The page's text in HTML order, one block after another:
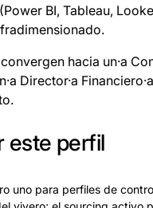
BI, Tableau,
hacia un·a
Director·a
este perfil
uno para perfiles de